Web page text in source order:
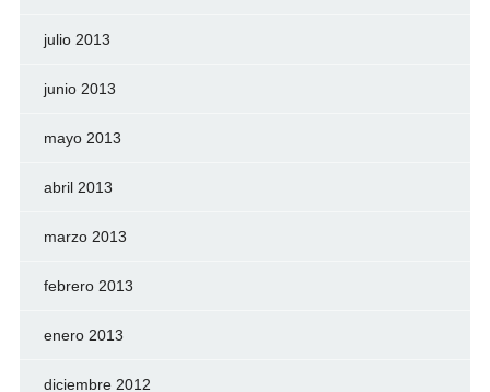
julio 2013
junio 2013
mayo 2013
abril 2013
marzo 2013
febrero 2013
enero 2013
diciembre 2012